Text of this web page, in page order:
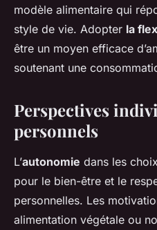
modèle alimentaire qui
style de vie. Adopter la
être un moyen efficace
soutenant une
Perspectives
personnels
L’autonomie dans les
pour le bien-être et le
personnelles. Les
alimentation végétale ou